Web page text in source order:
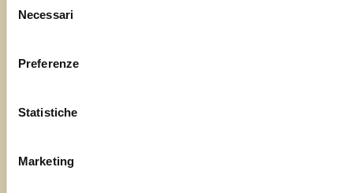
delNecessari
Preferenze
Statistiche
Marketing